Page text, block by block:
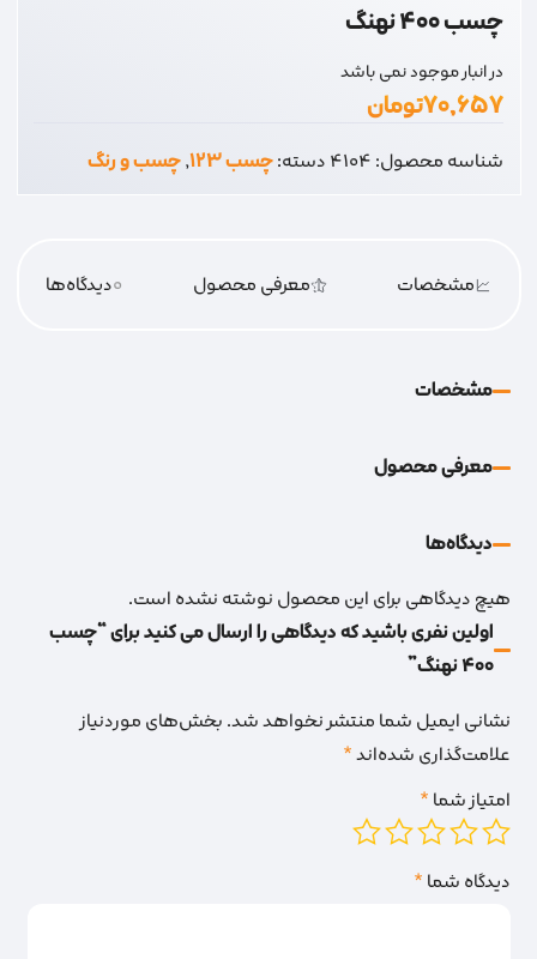
چسب 400 نهنگ
در انبار موجود نمی باشد
۷۰,۶۵۷تومان
شناسه محصول:4104دسته:چسب 123 ,چسب و رنگ
مشخصات معرفی محصول 0دیدگاه‌‌ها
مشخصات
معرفی محصول
دیدگاه‌‌ها
هیچ دیدگاهی برای این محصول نوشته نشده است.
اولین نفری باشید که دیدگاهی را ارسال می کنید برای “چسب
400 نهنگ”
نشانی ایمیل شما منتشر نخواهد شد.بخش‌های موردنیاز
علامت‌گذاری شده‌اند*
امتیاز شما*
دیدگاه شما*